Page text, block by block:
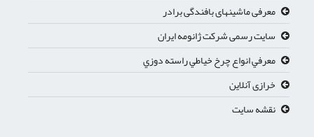
معرفی ماشینهای بافندگی برادر
سایت رسمی شرکت ژانومه ایران
معرفي انواع چرخ خياطي راسته دوزي
خرازی آنلاین
نقشه سایت